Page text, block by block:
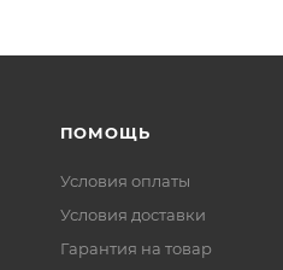
ПОМОЩЬ
Условия оплаты
Условия доставки
Гарантия на товар